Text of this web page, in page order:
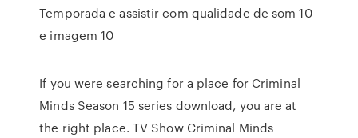
Temporada e assistir com qualidade de som 10
e imagem 10
If you were searching for a place for Criminal
Minds Season 15 series download, you are at
the right place. TV Show Criminal Minds